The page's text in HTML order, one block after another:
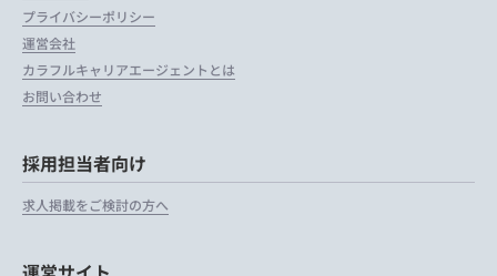
プライバシーポリシー
運営会社
カラフルキャリアエージェントとは
お問い合わせ
採用担当者向け
求人掲載をご検討の方へ